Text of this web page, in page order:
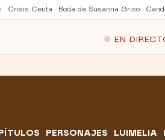
Crisis Ceuta Boda de Susanna Griso
EN
PERSONAJES LUIMELIA